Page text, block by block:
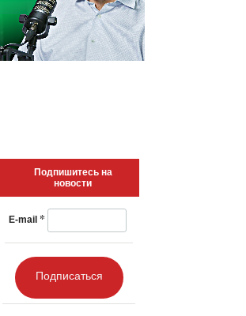
Подпишитесь на
новости
E-mail *
Подписаться